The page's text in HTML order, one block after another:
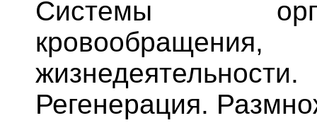
Системы
Регенерация.